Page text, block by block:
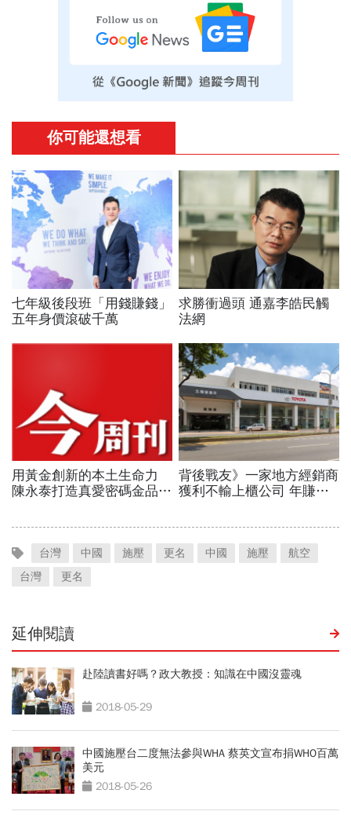
台灣 中國 施壓 更名 中國 施壓
航空
台灣
更名
延伸閱讀
赴陸讀書好嗎？政大教授：知識在中國沒靈魂
2018-05-29
中國施壓台二度無法參與WHA 蔡英文宣布捐WHO百萬
美元
2018-05-26